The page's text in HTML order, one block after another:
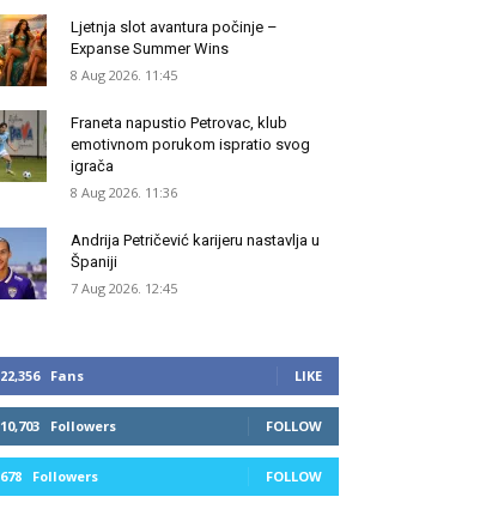
Ljetnja slot avantura počinje –
Expanse Summer Wins
8 Aug 2026. 11:45
Franeta napustio Petrovac, klub
emotivnom porukom ispratio svog
igrača
8 Aug 2026. 11:36
Andrija Petričević karijeru nastavlja u
Španiji
7 Aug 2026. 12:45
22,356 Fans LIKE
10,703 Followers FOLLOW
678 Followers FOLLOW